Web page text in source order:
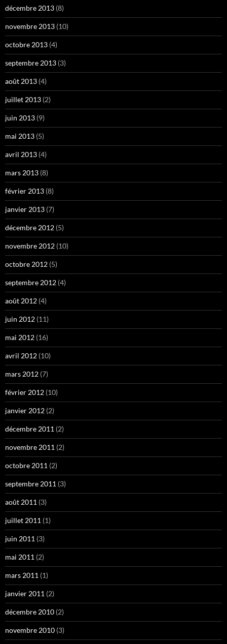
décembre 2013 (8)
novembre 2013 (10)
octobre 2013 (4)
septembre 2013 (3)
août 2013 (4)
juillet 2013 (2)
juin 2013 (9)
mai 2013 (5)
avril 2013 (4)
mars 2013 (8)
février 2013 (8)
janvier 2013 (7)
décembre 2012 (5)
novembre 2012 (10)
octobre 2012 (5)
septembre 2012 (4)
août 2012 (4)
juin 2012 (11)
mai 2012 (16)
avril 2012 (10)
mars 2012 (7)
février 2012 (10)
janvier 2012 (2)
décembre 2011 (2)
novembre 2011 (2)
octobre 2011 (2)
septembre 2011 (3)
août 2011 (3)
juillet 2011 (1)
juin 2011 (3)
mai 2011 (2)
mars 2011 (1)
janvier 2011 (2)
décembre 2010 (2)
novembre 2010 (3)